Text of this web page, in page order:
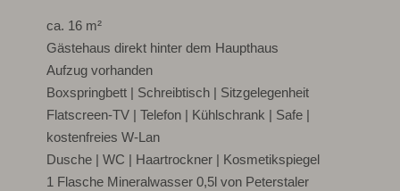
ca. 16 m²
Gästehaus direkt hinter dem Haupthaus
Aufzug vorhanden
Boxspringbett | Schreibtisch | Sitzgelegenheit
Flatscreen-TV | Telefon | Kühlschrank | Safe |
kostenfreies W-Lan
Dusche | WC | Haartrockner | Kosmetikspiegel
1 Flasche Mineralwasser 0,5l von Peterstaler